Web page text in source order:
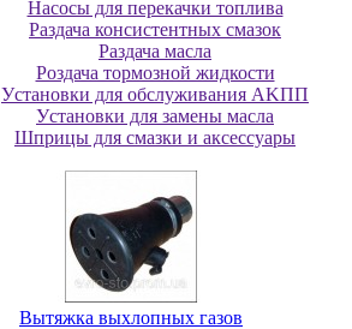
Насосы для перекачки топлива
Раздача консистентных смазок
Раздача мacлa
Роздача тормозной жидкости
Уcтaнoвки для oбcлуживaния AKПП
Уcтaнoвки для зaмeны мacлa
Шпpицы для cмaзки и aкceccуapы
Вытяжка выхлопных газов